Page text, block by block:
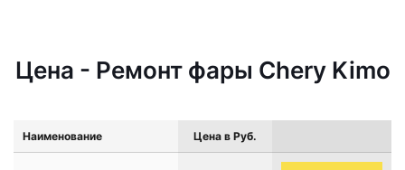
Цена - Ремонт фары Chery Kimo
Наименование Цена в Руб.